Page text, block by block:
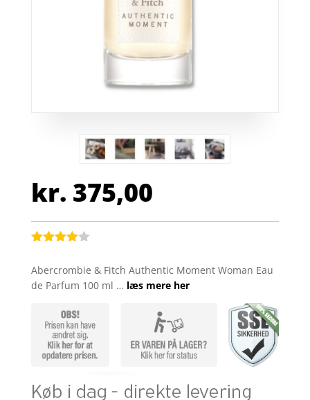
kr. 375,00
ud af 5
baseret
ømmelse
Abercrombie & Fitch Authentic Moment Woman Eau
de Parfum 100 ml … læs mere her